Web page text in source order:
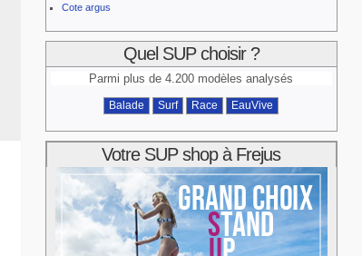
Cote argus
Quel SUP choisir ?
Parmi plus de 4.200 modèles analysés
Balade Surf Race EauVive
Votre SUP shop à Frejus